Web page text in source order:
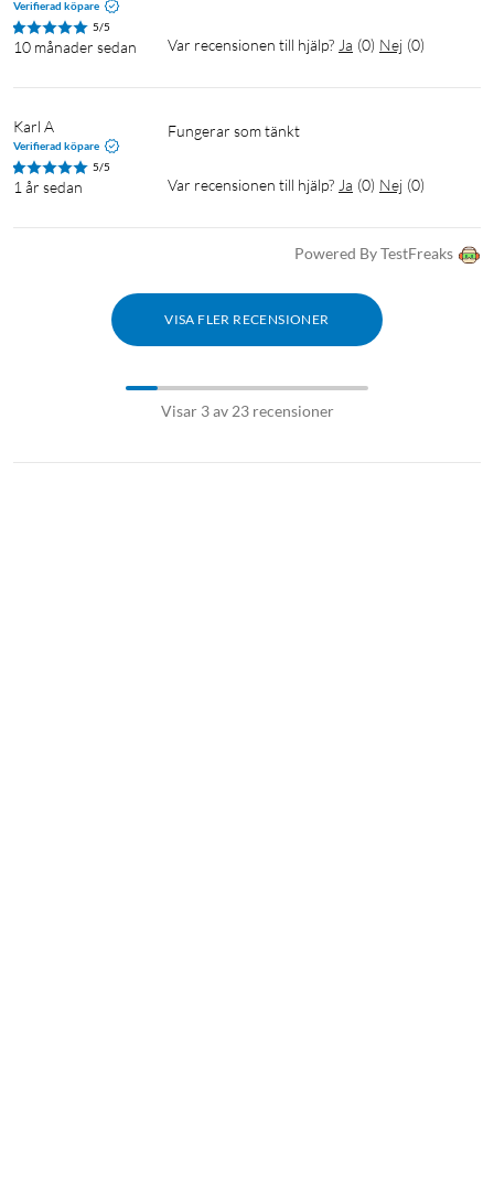
PT715
PT710
PT725
Verifierad köpare
5/5
10 månader sedan Var recensionen till hjälp? Ja (0) Nej (0)
Karl A
Verifierad köpare
5/5
1 år sedan
Fungerar som tänkt
Var recensionen till hjälp? Ja (0) Nej (0)
Powered By TestFreaks
VISA FLER RECENSIONER
Visar 3 av 23 recensioner